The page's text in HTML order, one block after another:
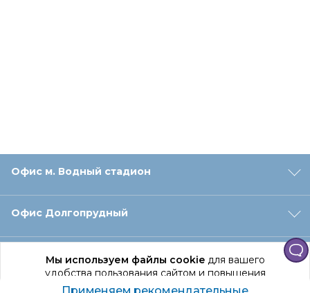
Мы используем файлы cookieдля вашего
удобства пользования сайтом и повышения
качества рекомендаций.
Офис м. Водный стадион
Офис Долгопрудный
Офис Санкт‑Петербург